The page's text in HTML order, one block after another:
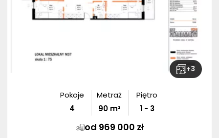
+3
Pokoje
4
Metraż
90m²
Piętro
1 - 3
od 969 000 zł